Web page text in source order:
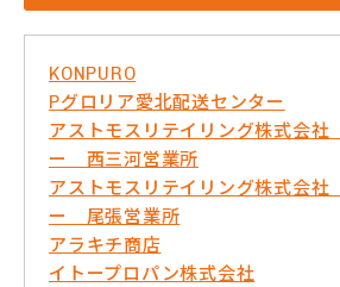
KONPURO
Pグロリア愛北配送センター
アストモスリテイリング株式会
ー 西三河営業所
アストモスリテイリング株式会
ー 尾張営業所
アラキチ商店
イトープロパン株式会社